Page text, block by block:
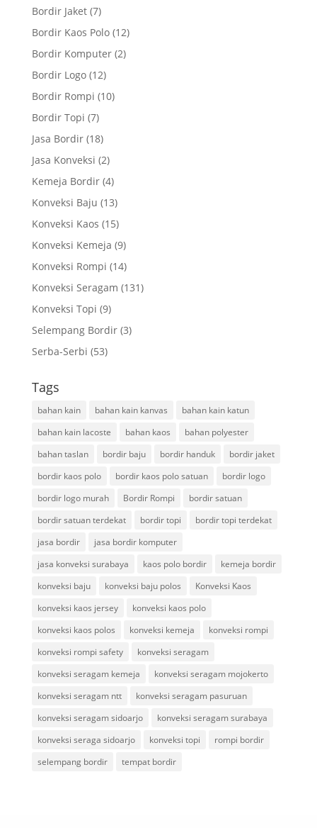
Bordir Jaket(7)
Bordir Kaos Polo(12)
Bordir Komputer(2)
Bordir Logo(12)
Bordir Rompi (10)
Bordir Topi (7)
Jasa Bordir(18)
Jasa Konveksi (2)
Kemeja Bordir(4)
Konveksi Baju (13)
Konveksi Kaos (15)
Konveksi Kemeja (9)
Konveksi Rompi (14)
Konveksi Seragam (131)
Konveksi Topi (9)
Selempang Bordir(3)
Serba-Serbi (53)
Tags
bahan kain bahan kain kanvas
bahan kain katun
bahan kain lacoste
bahan kaos
bahan polyester
bahan taslan
bordir baju bordir handuk
bordir jaket
bordir kaos polo
bordir kaos polo satuan
bordir logo
bordir logo murah
Bordir Rompi
bordir satuan
bordir satuan terdekat
bordir topi
bordir topi terdekat
jasa bordir
jasa bordir komputer
jasa konveksi surabaya
kaos polo bordir
kemeja bordir
konveksi baju
konveksi baju polos
Konveksi Kaos
konveksi kaos jersey
konveksi kaos polo
konveksi kaos polos
konveksi kemeja
konveksi rompi
konveksi rompi safety
konveksi seragam
konveksi seragam kemeja
konveksi seragam mojokerto
konveksi seragam ntt
konveksi seragam pasuruan
konveksi seragam sidoarjo
konveksi seragam surabaya
konveksi seraga sidoarjo
konveksi topi
rompi bordir
selempang bordir
tempat bordir